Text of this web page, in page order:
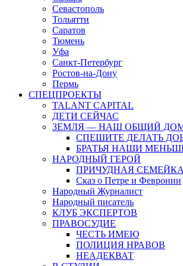
Севастополь
Тольятти
Саратов
Тюмень
Уфа
Санкт-Петербург
Ростов-на-Дону
Пермь
СПЕЦПРОЕКТЫ
TALANT CAPITAL
ДЕТИ СЕЙЧАС
ЗЕМЛЯ — НАШ ОБЩИЙ
СПЕШИТЕ ДЕЛАТЬ
БРАТЬЯ НАШИ
НАРОДНЫЙ ГЕРОЙ
ПРИЧУДНАЯ СЕМЕЙКА
Сказ о Петре и Февронии
Народный Журналист
Народный писатель
КЛУБ ЭКСПЕРТОВ
ПРАВОСУДИЕ
ЧЕСТЬ ИМЕЮ
ПОЛИЦИЯ НРАВОВ
НЕАДЕКВАТ